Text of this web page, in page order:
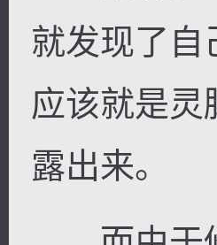
就发现了自
应该就是灵
露出来。